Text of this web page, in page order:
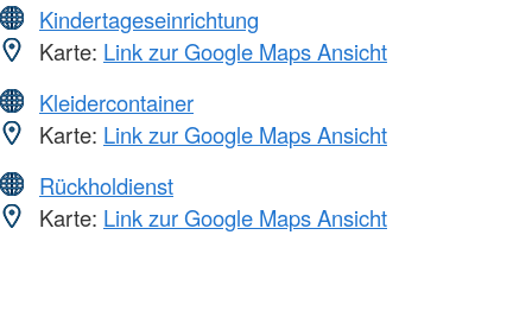
Kindertageseinrichtung
Karte: Link zur Google Maps Ansicht
Kleidercontainer
Karte: Link zur Google Maps Ansicht
Rückholdienst
Karte: Link zur Google Maps Ansicht